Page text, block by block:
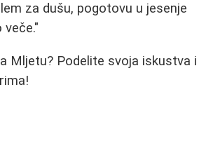
za dušu, pogotovu u jesenje
Mljetu? Podelite svoja iskustva i